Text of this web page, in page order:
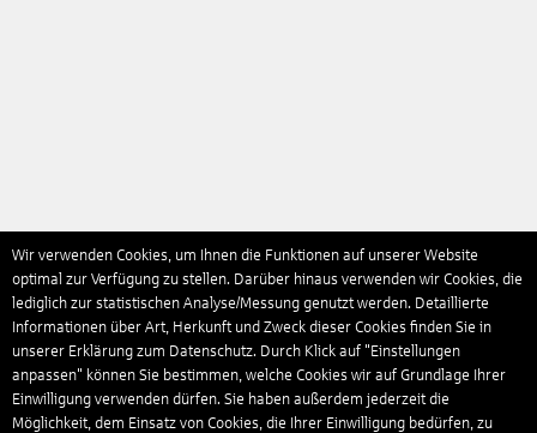
Wir verwenden Cookies, um Ihnen die Funktionen auf unserer Website
optimal zur Verfügung zu stellen. Darüber hinaus verwenden wir Cookies, die
lediglich zur statistischen Analyse/Messung genutzt werden. Detaillierte
Informationen über Art, Herkunft und Zweck dieser Cookies finden Sie in
unserer Erklärung zum Datenschutz. Durch Klick auf "Einstellungen
anpassen" können Sie bestimmen, welche Cookies wir auf Grundlage Ihrer
Einwilligung verwenden dürfen. Sie haben außerdem jederzeit die
Möglichkeit, dem Einsatz von Cookies, die Ihrer Einwilligung bedürfen, zu